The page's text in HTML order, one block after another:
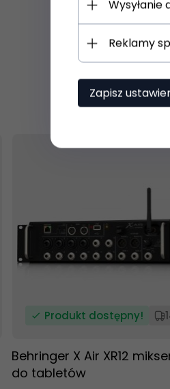
Produkt dostępny!
Behringer X Air XR12
do tabletów
Reklamy
Zapisz